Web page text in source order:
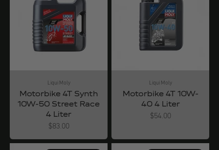
Liqui Moly
Motorbike 4T Synth
10W-50 Street Race
4 Liter
Angebot
$83.00
Liqui Moly
Motorbike 4T 10W-
40 4 Liter
Angebot
$54.00